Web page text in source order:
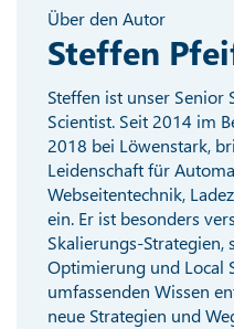
Über den Autor
Steffen
Steffen ist unser Senior
Scientist. Seit 2014 im
2018 bei Löwenstark,
Leidenschaft für
Webseitentechnik,
ein. Er ist besonders
Skalierungs-Strategien,
Optimierung und Local
umfassenden Wissen
neue Strategien und